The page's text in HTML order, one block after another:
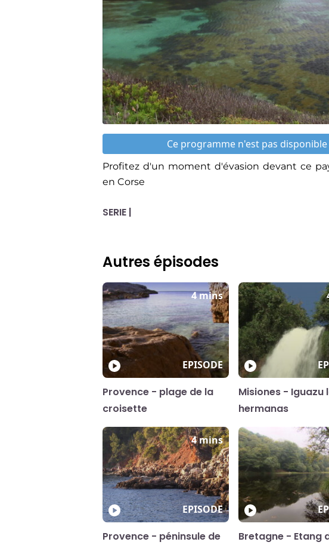
Ce programme n'est pas
Profitez d'un moment d'évasion devant ce
en Corse
SERIE |
Autres épisodes
4 mins
EPISODE
Provence - plage de la
croisette
Misiones - Iguazu
hermanas
4 mins
EPISODE
Provence - péninsule de
Bretagne - Etang